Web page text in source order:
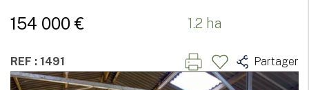
154 000 € 1.2 ha
REF : 1491 Partager